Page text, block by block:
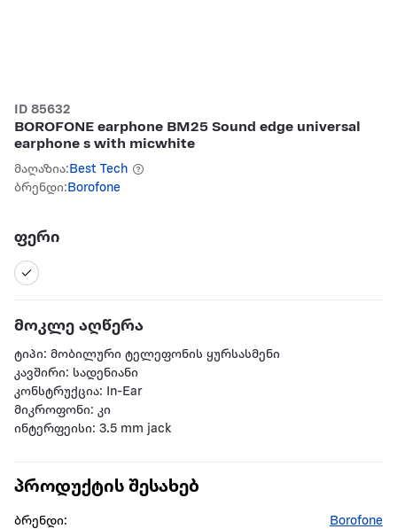
ID 85632
BOROFONE earphone BM25 Sound edge universal
earphone s with micwhite
მაღაზია: Best Tech
ბრენდი: Borofone
ფერი
მოკლე აღწერა
ტიპი: მობილური ტელეფონის ყურსასმენი
კავშირი: სადენიანი
კონსტრუქცია: In-Ear
მიკროფონი: კი
ინტერფეისი: 3.5 mm jack
პროდუქტის შესახებ
ბრენდი:
Borofone